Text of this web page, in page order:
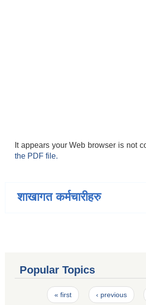
It appears your Web browser is not
the PDF file.
शाखागत कर्मचारीहरु
Popular Topics
Pages« first ‹ previous